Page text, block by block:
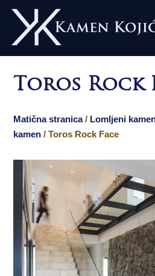
Toros Rock
Matična stranica/ Lomljeni
kamen / Toros Rock Face